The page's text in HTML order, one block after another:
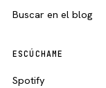
Buscar en el blog
ESCÚCHAME
Spotify